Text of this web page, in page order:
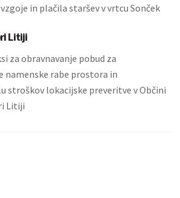
in plačila staršev v vrtcu Sonček
Litiji
za obravnavanje pobud za
namenske rabe prostora in
stroškov lokacijske preveritve v Občini
Litiji